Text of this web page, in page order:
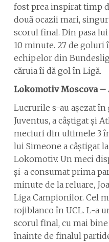
fost prea inspirat timp
două ocazii mari,
scorul final. Din pasa
10 minute. 27 de
echipelor din
căruia îi dă gol în Ligă.
Lokomotiv Moscova –
Lucrurile s-au așezat în
Juventus, a câștigat și
meciuri din ultimele 3
lui Simeone a câștigat
Lokomotiv. Un meci
și-a consumat prima
minute de la reluare,
Liga Campionilor. Cel
rojiblanco în UCL. L-a
scorul final, cu mai
înainte de finalul